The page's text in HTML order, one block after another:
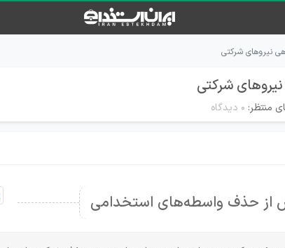
نیروهای شرکتی
شرکتی
منتظر: ۰ دیدگاه
حذف واسطه‌های استخدامی